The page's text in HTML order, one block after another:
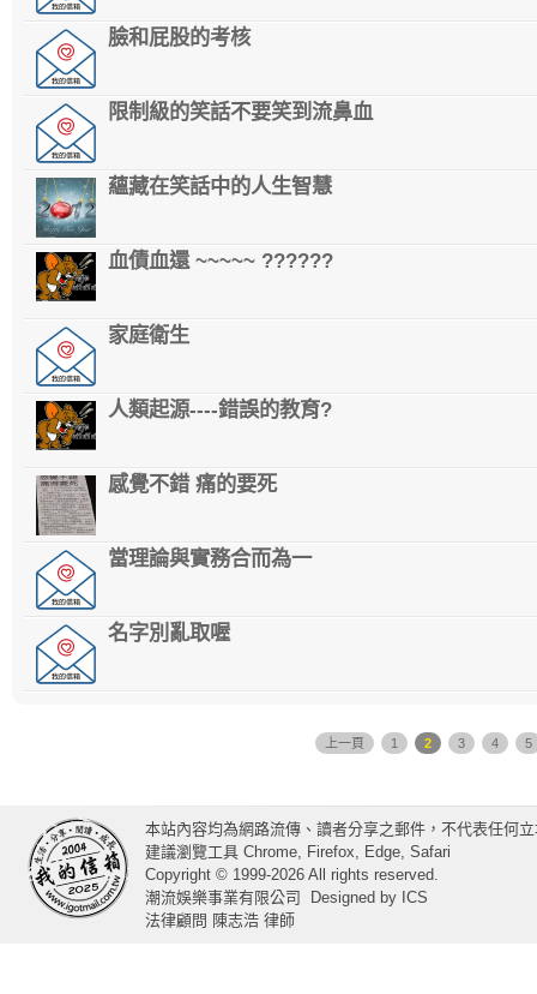
臉和屁股的考核
限制級的笑話不要笑到流鼻血
蘊藏在笑話中的人生智慧
血債血還 ~~~~~ ??????
家庭衛生
人類起源----錯誤的教育?
感覺不錯 痛的要死
當理論與實務合而為一
名字別亂取喔
上一頁 1 2 3 4 5
本站內容均為網路流傳、讀者分享之郵件，不代表任何
建議瀏覽工具 Chrome, Firefox, Edge, Safari
Copyright © 1999-2026 All rights reserved.
潮流娛樂事業有限公司
Designed by ICS
法律顧問 陳志浩 律師